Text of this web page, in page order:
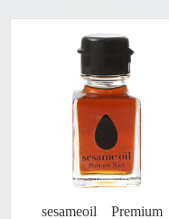
sesameoil Premium